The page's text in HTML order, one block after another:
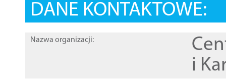
DANE KONTAKTOWE:
Nazwa organizacji:
i